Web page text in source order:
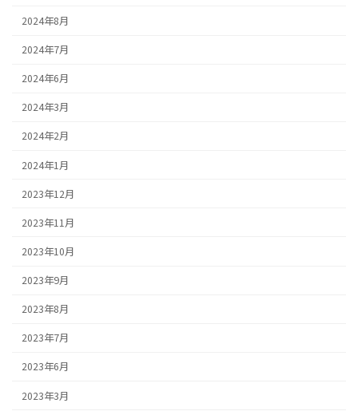
2024年8月
2024年7月
2024年6月
2024年3月
2024年2月
2024年1月
2023年12月
2023年11月
2023年10月
2023年9月
2023年8月
2023年7月
2023年6月
2023年3月